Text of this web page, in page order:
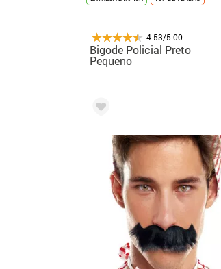
4.53/5.00
Bigode Policial Preto
Pequeno